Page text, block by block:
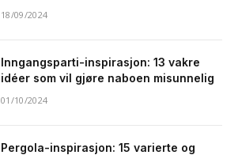
18/09/2024
Inngangsparti-inspirasjon: 13 vakre
idéer som vil gjøre naboen misunnelig
01/10/2024
Pergola-inspirasjon: 15 varierte og